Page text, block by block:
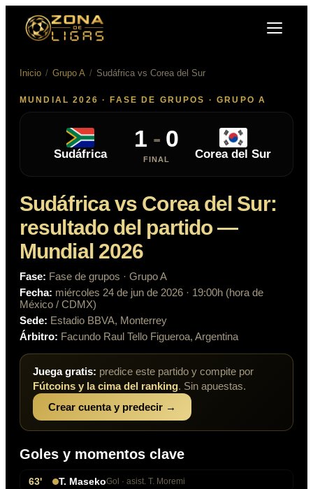
Inicio / Grupo A / Sudáfrica vs Corea del Sur
MUNDIAL 2026 · FASE DE GRUPOS · GRUPO A
Sudáfrica
1 - 0
FINAL Corea del Sur
Sudáfricavs Corea del Sur:
resultado del partido—
Mundial 2026
Fase: Fase de grupos · Grupo A
Fecha: miércoles 24 de jun de 2026 · 19:00h (hora de
México / CDMX)
Sede: Estadio BBVA, Monterrey
Árbitro: Facundo Raul Tello Figueroa, Argentina
Juega gratis: predice este partido y compite por
Fútcoins y la cima del ranking. Sin apuestas.
Crear cuenta y predecir →
Goles y momentos clave
63' T. MasekoGol · asist. T. Moremi